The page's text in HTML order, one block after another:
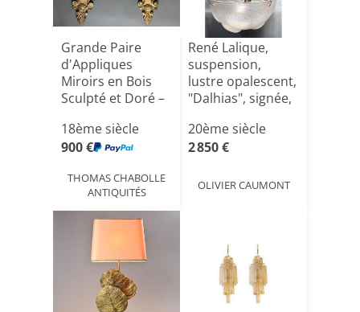
Grande Paire
d'Appliques
Miroirs en Bois
Sculpté et Doré –
18ème siècle
900 €
THOMAS CHABOLLE
ANTIQUITÉS
René Lalique,
suspension,
lustre opalescent,
"Dalhias", signée,
20ème siècle
2 850 €
OLIVIER CAUMONT